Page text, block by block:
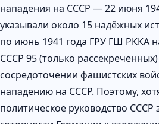
нападения на СССР — 22 июня
указывали около 15 надёжных
по июнь 1941 года ГРУ ГШ РККА
СССР 95 (только
сосредоточении фашистских
нападению на СССР. Поэтому,
политическое руководство